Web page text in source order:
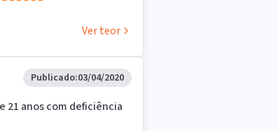
Ver teor
Publicado:03/04/2020
21 anos com deficiência